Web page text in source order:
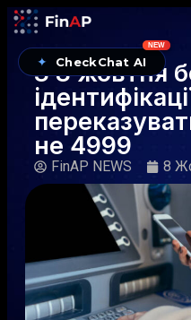
✦ CheckChat AI
NEW
З 8 жовтня
не 4999
FinAP NEWS 8